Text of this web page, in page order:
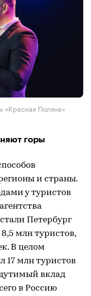
«Красная Поляна»
горы
и страны.
у туристов
Петербург
млн туристов,
В целом
17 млн туристов
вклад
в Россию